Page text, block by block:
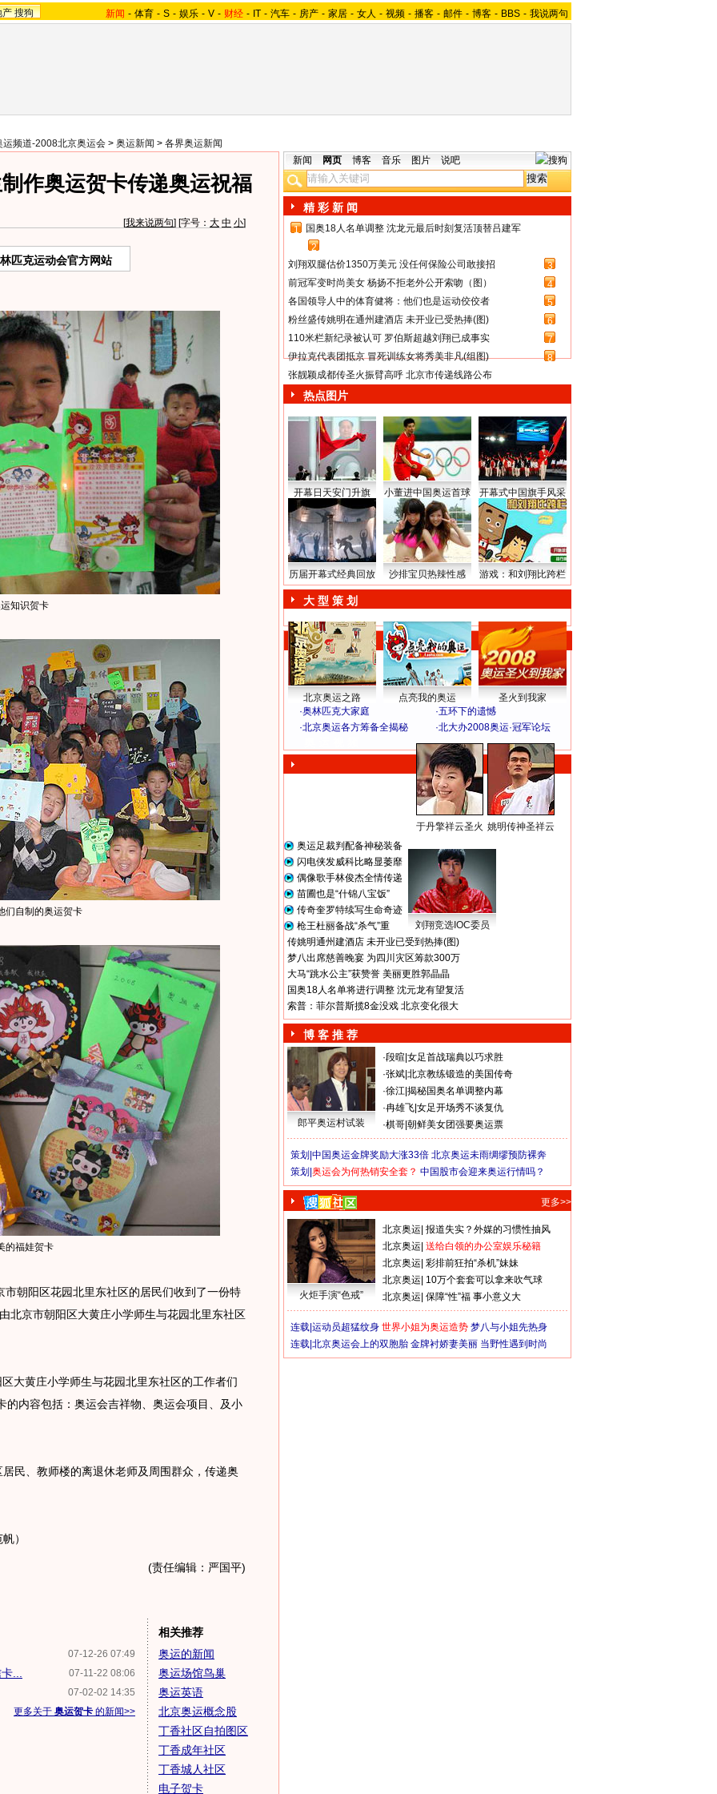
产 搜狗 新闻 - 体育 - S - 娱乐 - V - 财经 - IT - 汽车 - 房产 - 家居 - 女人 - 视频 - 播客 - 邮件 - 博客 - BBS - 我说两句
运频道-2008北京奥运会 > 奥运新闻 > 各界奥运新闻
作奥运贺卡传递奥运祝福
[我来说两句] [字号： 大 中 小]
匹克运动会官方网站
知识贺卡
们自制的奥运贺卡
的福娃贺卡
阳区花园北里东社区的居民们收到了一份特
京市朝阳区大黄庄小学师生与花园北里东社区
黄庄小学师生与花园北里东社区的工作者们
的内容包括：奥运会吉祥物、奥运会项目、及小
、教师楼的离退休老师及周围群众，传递奥
）
(责任编辑：严国平)
07-12-26 07:49
07-11-22 08:06
...
07-02-02 14:35
更多关于 奥运贺卡 的新闻>>
相关推荐
奥运的新闻
奥运场馆鸟巢
奥运英语
北京奥运概念股
丁香社区自拍图区
丁香成年社区
丁香城人社区
电子贺卡
新闻 网页 博客 音乐 图片 说吧
精 彩 新 闻
1
国奥18人名单调整 沈龙元最后时刻复活顶替吕建军
2
刘翔双腿估价1350万美元 没任何保险公司敢接招
3
前冠军变时尚美女 杨扬不拒老外公开索吻（图）
4
各国领导人中的体育健将：他们也是运动佼佼者
5
粉丝盛传姚明在通州建酒店 未开业已受热捧(图)
6
110米栏新纪录被认可 罗伯斯超越刘翔已成事实
7
伊拉克代表团抵京 冒死训练女将秀美非凡(组图)
8
张靓颖成都传圣火振臂高呼 北京市传递线路公布
热点图片
开幕日天安门升旗 小董进中国奥运首球 开幕式中国旗手风采
历届开幕式经典回放 沙排宝贝热辣性感 游戏：和刘翔比跨栏
大 型 策 划
北京奥运之路 点亮我的奥运
圣火到我家
·奥林匹克大家庭 ·五环下的遗憾
·北京奥运各方筹备全揭秘 ·北大办2008奥运·冠军论坛
于丹擎祥云圣火 姚明传神圣祥云
奥运足裁判配备神秘装备
闪电侠发威科比略显萎靡
偶像歌手林俊杰全情传递
苗圃也是“什锦八宝饭”
传奇奎罗特续写生命奇迹
枪王杜丽备战“杀气”重
刘翔竞选IOC委员
传姚明通州建酒店 未开业已受到热捧(图)
梦八出席慈善晚宴 为四川灾区筹款300万
大马“跳水公主”获赞誉 美丽更胜郭晶晶
国奥18人名单将进行调整 沈元龙有望复活
索普：菲尔普斯揽8金没戏 北京变化很大
博 客 推 荐
郎平奥运村试装
·段暄 女足首战瑞典以巧求胜
·张斌 北京教练锻造的美国传奇
·徐江 揭秘国奥名单调整内幕
·冉雄飞 女足开场秀不谈复仇
·棋哥 朝鲜美女团强要奥运票
策划| 中国奥运金牌奖励大涨33倍 北京奥运未雨绸缪预防裸奔
策划| 奥运会为何热销安全套？ 中国股市会迎来奥运行情吗？
更多>>
火炬手演“色戒”
北京奥运 报道失实？外媒的习惯性抽风
北京奥运 送给白领的办公室娱乐秘籍
北京奥运 彩排前狂拍“杀机”妹妹
北京奥运 10万个套套可以拿来吹气球
北京奥运 保障“性”福 事小意义大
连载| 运动员超猛纹身 世界小姐为奥运造势 梦八与小姐先热身
连载| 北京奥运会上的双胞胎 金牌衬娇妻美丽 当野性遇到时尚